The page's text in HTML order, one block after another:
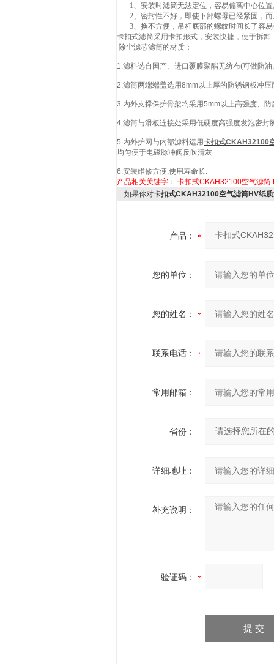
1、安装时滤筒无法定位，容易偏离中心位置
2、密封性不好，即使下部螺母已经紧固，而
3、换不方便，吊杆底部的螺纹时间长了容易
卡扣式滤筒采用卡扣形式，安装快捷，便于拆
除尘滤芯滤筒的材质：
1.滤料选自国产、进口覆膜聚酯无纺布(可做防
2.滤筒两端端盖选用8mm以上厚的防锈钢板冲
3.内外支撑保护骨架均采用5mm以上高强度、
4.滤筒与滑板连接处采用低硬度高强度发泡密
5.内外护网与内部滤料运用卡扣式CKAH32100
均匀便于电磁脉冲阀反吹清灰
6.安装维修方便,使用寿命长.
产品相关关键字： 卡扣式CKAH32100空气滤筒
如果你对卡扣式CKAH32100空气滤筒HV纸
产品：
您的单位：
您的姓名：
联系电话：
常用邮箱：
省份：
详细地址：
补充说明：
验证码：